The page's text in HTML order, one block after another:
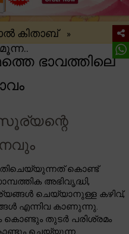
കിതാബ് »
ഭാവത്തിലെ
സൂര്യന്റെ
കൊണ്ട്
അഭിവൃദ്ധി,
ചെയ്യാനുള്ള കഴിവ്,
എന്നിവ കാണുന്നു.
തുടർ പരിശ്രമം
ചെയ്യുന്ന